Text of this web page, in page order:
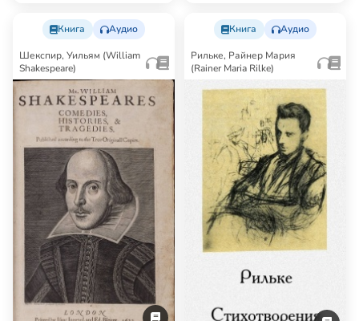
Книга Аудио
Шекспир, Уильям (William
Shakespeare)
Книга Аудио
Рильке, Райнер Мария
(Rainer Maria Rilke)